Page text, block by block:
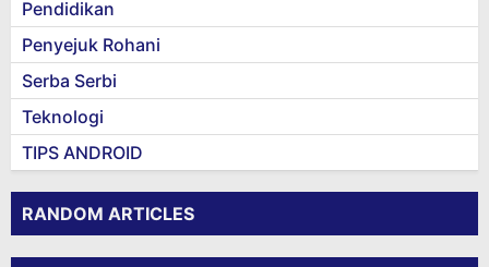
Pendidikan
Penyejuk Rohani
Serba Serbi
Teknologi
TIPS ANDROID
RANDOM ARTICLES